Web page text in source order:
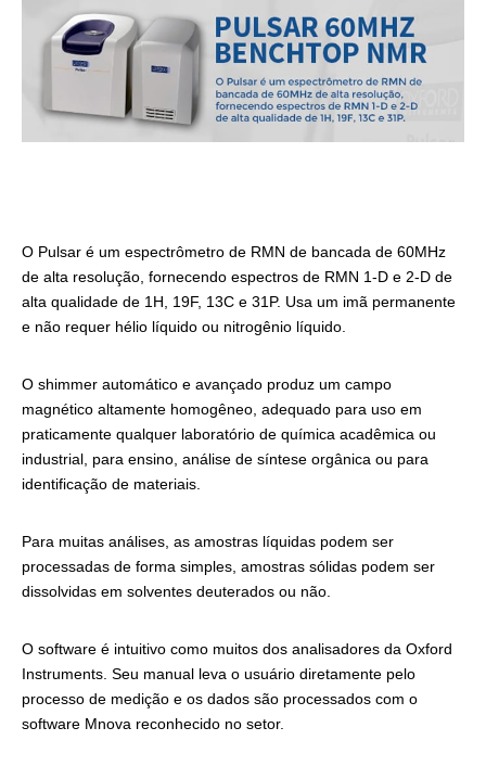
O Pulsar é um espectrômetro de RMN de bancada de 60MHz
de alta resolução, fornecendo espectros de RMN 1-D e 2-D de
alta qualidade de 1H, 19F, 13C e 31P. Usa um imã permanente
e não requer hélio líquido ou nitrogênio líquido.
O shimmer automático e avançado produz um campo
magnético altamente homogêneo, adequado para uso em
praticamente qualquer laboratório de química acadêmica ou
industrial, para ensino, análise de síntese orgânica ou para
identificação de materiais.
Para muitas análises, as amostras líquidas podem ser
processadas de forma simples, amostras sólidas podem ser
dissolvidas em solventes deuterados ou não.
O software é intuitivo como muitos dos analisadores da Oxford
Instruments. Seu manual leva o usuário diretamente pelo
processo de medição e os dados são processados com o
software Mnova reconhecido no setor.